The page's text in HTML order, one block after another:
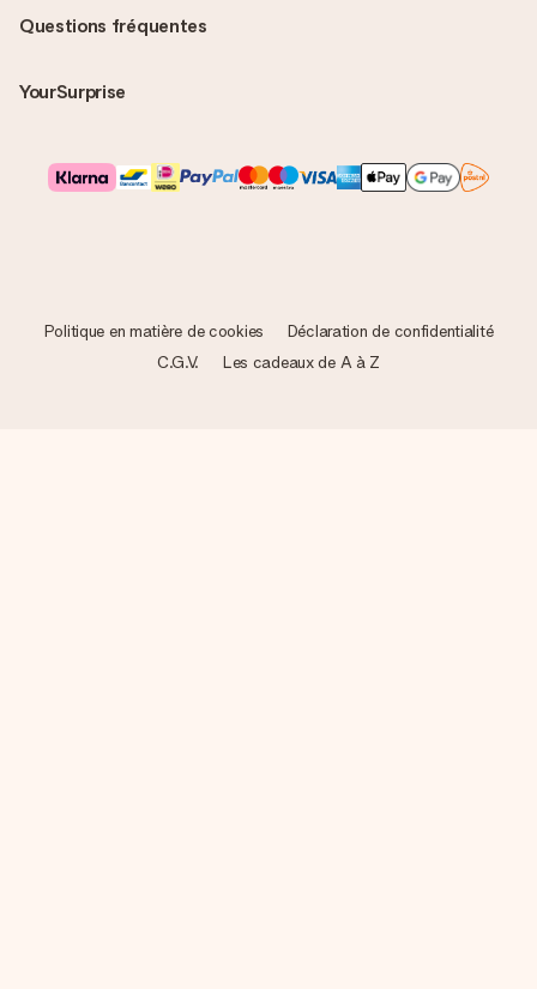
Questions fréquentes
YourSurprise
Politique en matière de cookies
Déclaration de confidentialité
C.G.V.
Les cadeaux de A à Z